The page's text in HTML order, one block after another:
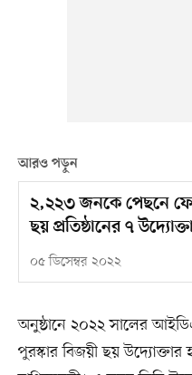
আরও পড়ুন
২,২২৩ জনকে পেছনে
ছয় প্রতিষ্ঠানের ৭
০৫ ডিসেম্বর ২০২২
অনুষ্ঠানে ২০২২ সালের
পুরস্কার বিজয়ী ছয় উদ্যোক্তার